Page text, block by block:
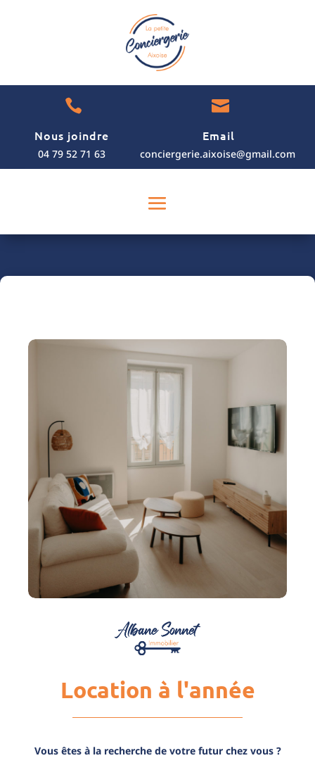

Nous joindre
04 79 52 71 63

Email
conciergerie.aixoise@gmail.com
Location à l'année
Vous êtes à la recherche de votre futur chez vous ?